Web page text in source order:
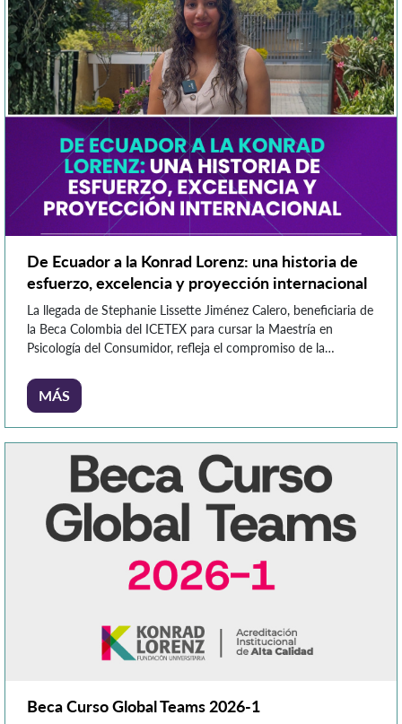
De Ecuador a la Konrad Lorenz: una historia de
esfuerzo, excelencia y proyección internacional
La llegada de Stephanie Lissette Jiménez Calero, beneficiaria de
la Beca Colombia del ICETEX para cursar la Maestría en
Psicología del Consumidor, refleja el compromiso de la
internacionalización y el acompañamiento a estudiantes que
encuentran en la Institución un escenario para alcanzar sus
MÁS
Beca Curso Global Teams 2026-1